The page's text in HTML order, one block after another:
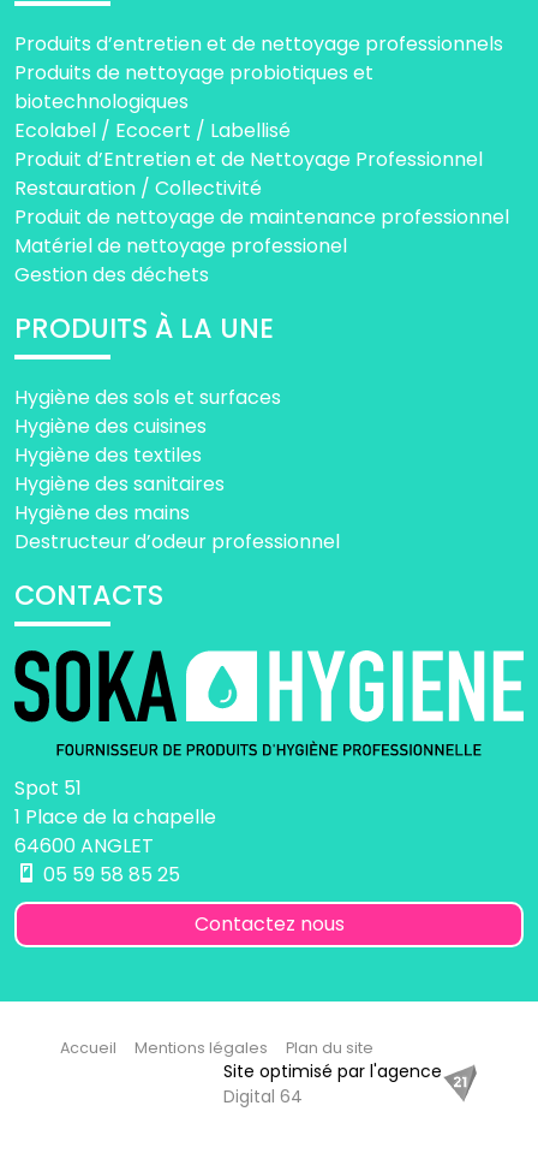
Produits d’entretien et de nettoyage professionnels
Produits de nettoyage probiotiques et
biotechnologiques
Ecolabel / Ecocert / Labellisé
Produit d’Entretien et de Nettoyage Professionnel
Restauration / Collectivité
Produit de nettoyage de maintenance professionnel
Matériel de nettoyage professionel
Gestion des déchets
PRODUITS À LA UNE
Hygiène des sols et surfaces
Hygiène des cuisines
Hygiène des textiles
Hygiène des sanitaires
Hygiène des mains
Destructeur d’odeur professionnel
CONTACTS
Spot 51
1 Place de la chapelle
64600 ANGLET
05 59 58 85 25
Contactez nous
Accueil Mentions légales Plan du site
Site optimisé par l'agence
Digital 64